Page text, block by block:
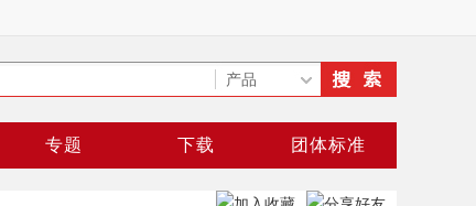
专题 下载 团体标准